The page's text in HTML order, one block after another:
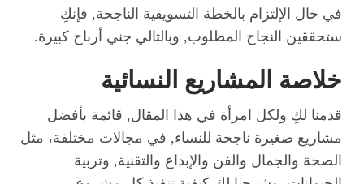
في حال الإلتزام بالخطة التسويقية الناجحة, فإنكِ
ستحققين النجاح المطلوب, وبالتالي جني أرباح كبيرة.
خلاصة المشاريع النسائية
قدمنا لكِ ولكل امرأة في هذا المقال, قائمة بأفضل
مشاريع صغيرة ناجحة للنساء, في مجالات مختلفة، مثل
الصحة والجمال والفن والإبداع والتقنية, وتربية